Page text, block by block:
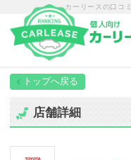
カーリースの口コ
トップページ
店舗詳細